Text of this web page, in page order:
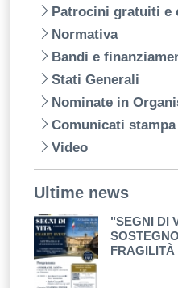
Patrocini gratuiti e
Normativa
Bandi e
Stati Generali
Nominate in
Comunicati stampa
Video
Ultime news
"SEGNI DI